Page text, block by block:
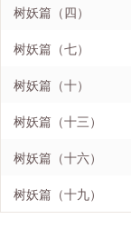
树妖篇（四）
树妖篇（七）
树妖篇（十）
树妖篇（十三）
树妖篇（十六）
树妖篇（十九）